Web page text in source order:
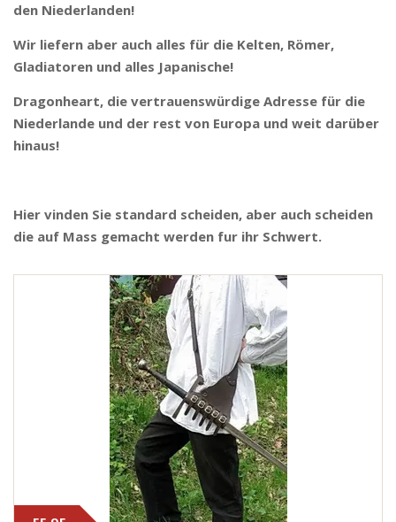
den Niederlanden!
Wir liefern aber auch alles für die Kelten, Römer,
Gladiatoren und alles Japanische!
Dragonheart, die vertrauenswürdige Adresse für die
Niederlande und der rest von Europa und weit darüber
hinaus!
Hier vinden Sie standard scheiden, aber auch scheiden
die auf Mass gemacht werden fur ihr Schwert.